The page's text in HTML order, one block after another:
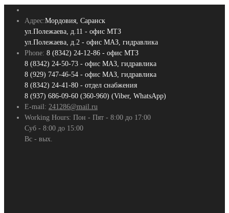
Адрес:Мордовия, Саранск
ул.Полежаева, д.11 - офис МТЗ
ул.Полежаева, д.2 - офис МАЗ, гидравлика
Phone: 8 (8342) 24-12-86 - офис МТЗ
8 (8342) 24-50-73 - офис МАЗ, гидравлика
8 (929) 747-46-54 - офис МАЗ, гидравлика
8 (8342) 24-41-80 - отдел снабжения
8 (937) 686-09-60 (360-960) (Viber, WhatsApp)
E-mail: 241286@mail.ru
Working Hours: Пон - Пят - 8:00 до 17:00
Суб - 8:00 до 15:00
Вс - вых.